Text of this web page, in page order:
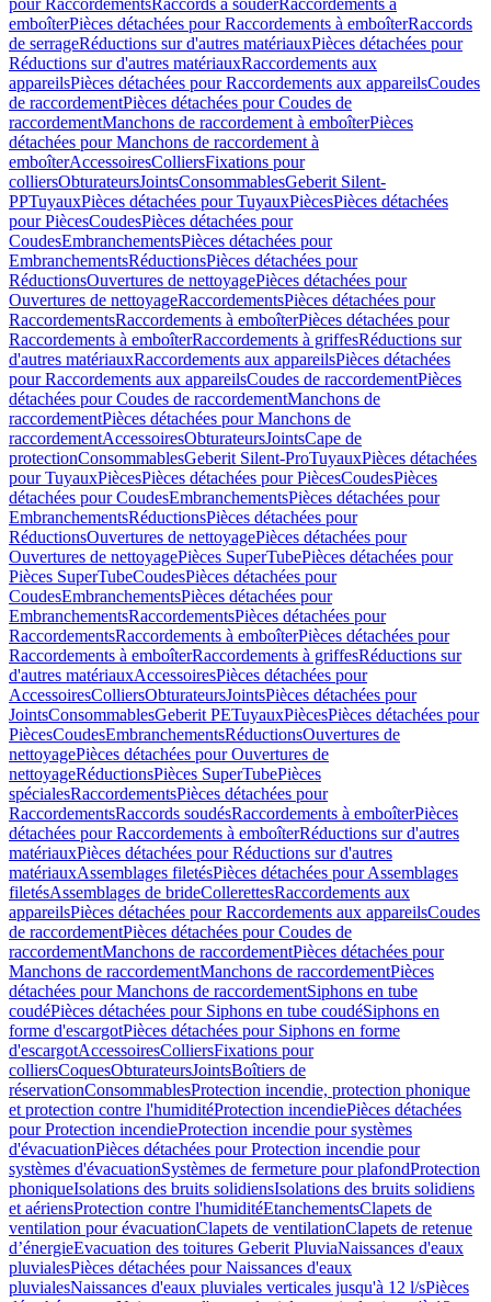
pour RaccordementsRaccords à souderRaccordements à
emboîterPièces détachées pour Raccordements à emboîterRaccords
de serrageRéductions sur d'autres matériauxPièces détachées pour
Réductions sur d'autres matériauxRaccordements aux
appareilsPièces détachées pour Raccordements aux appareilsCoudes
de raccordementPièces détachées pour Coudes de
raccordementManchons de raccordement à emboîterPièces
détachées pour Manchons de raccordement à
emboîterAccessoiresColliersFixations pour
colliersObturateursJointsConsommablesGeberit Silent-
PPTuyauxPièces détachées pour TuyauxPiècesPièces détachées
pour PiècesCoudesPièces détachées pour
CoudesEmbranchementsPièces détachées pour
EmbranchementsRéductionsPièces détachées pour
RéductionsOuvertures de nettoyagePièces détachées pour
Ouvertures de nettoyageRaccordementsPièces détachées pour
RaccordementsRaccordements à emboîterPièces détachées pour
Raccordements à emboîterRaccordements à griffesRéductions sur
d'autres matériauxRaccordements aux appareilsPièces détachées
pour Raccordements aux appareilsCoudes de raccordementPièces
détachées pour Coudes de raccordementManchons de
raccordementPièces détachées pour Manchons de
raccordementAccessoiresObturateursJointsCape de
protectionConsommablesGeberit Silent-ProTuyauxPièces détachées
pour TuyauxPiècesPièces détachées pour PiècesCoudesPièces
détachées pour CoudesEmbranchementsPièces détachées pour
EmbranchementsRéductionsPièces détachées pour
RéductionsOuvertures de nettoyagePièces détachées pour
Ouvertures de nettoyagePièces SuperTubePièces détachées pour
Pièces SuperTubeCoudesPièces détachées pour
CoudesEmbranchementsPièces détachées pour
EmbranchementsRaccordementsPièces détachées pour
RaccordementsRaccordements à emboîterPièces détachées pour
Raccordements à emboîterRaccordements à griffesRéductions sur
d'autres matériauxAccessoiresPièces détachées pour
AccessoiresColliersObturateursJointsPièces détachées pour
JointsConsommablesGeberit PETuyauxPiècesPièces détachées pour
PiècesCoudesEmbranchementsRéductionsOuvertures de
nettoyagePièces détachées pour Ouvertures de
nettoyageRéductionsPièces SuperTubePièces
spécialesRaccordementsPièces détachées pour
RaccordementsRaccords soudésRaccordements à emboîterPièces
détachées pour Raccordements à emboîterRéductions sur d'autres
matériauxPièces détachées pour Réductions sur d'autres
matériauxAssemblages filetésPièces détachées pour Assemblages
filetésAssemblages de brideCollerettesRaccordements aux
appareilsPièces détachées pour Raccordements aux appareilsCoudes
de raccordementPièces détachées pour Coudes de
raccordementManchons de raccordementPièces détachées pour
Manchons de raccordementManchons de raccordementPièces
détachées pour Manchons de raccordementSiphons en tube
coudéPièces détachées pour Siphons en tube coudéSiphons en
forme d'escargotPièces détachées pour Siphons en forme
d'escargotAccessoiresColliersFixations pour
colliersCoquesObturateursJointsBoîtiers de
réservationConsommablesProtection incendie, protection phonique
et protection contre l'humiditéProtection incendiePièces détachées
pour Protection incendieProtection incendie pour systèmes
d'évacuationPièces détachées pour Protection incendie pour
systèmes d'évacuationSystèmes de fermeture pour plafondProtection
phoniqueIsolations des bruits solidiensIsolations des bruits solidiens
et aériensProtection contre l'humiditéEtanchementsClapets de
ventilation pour évacuationClapets de ventilationClapets de retenue
d’énergieEvacuation des toitures Geberit PluviaNaissances d'eaux
pluvialesPièces détachées pour Naissances d'eaux
pluvialesNaissances d'eaux pluviales verticales jusqu'à 12 l/sPièces